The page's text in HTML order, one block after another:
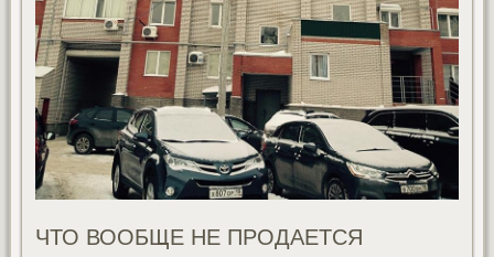
ЧТО ВООБЩЕ НЕ ПРОДАЕТСЯ